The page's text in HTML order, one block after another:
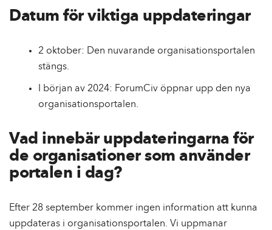
Datum för viktiga uppdateringar
2 oktober: Den nuvarande organisationsportalen
stängs.
I början av 2024: ForumCiv öppnar upp den nya
organisationsportalen.
Vad innebär uppdateringarna för
de organisationer som använder
portalen i dag?
Efter 28 september kommer ingen information att kunna
uppdateras i organisationsportalen. Vi uppmanar